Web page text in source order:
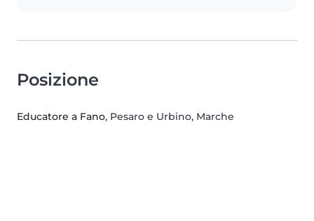
Posizione
Educatore a Fano, Pesaro e Urbino, Marche